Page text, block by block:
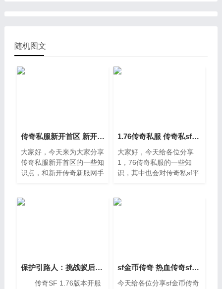
随机图文
传奇私服新开首区 新开传奇新服网手机版
大家好，今天来为大家分享
传奇私服新开首区的一些知
识点，和新开传奇新服网手
果不太清楚的话可以看看本
1.76传奇私服 传奇私sf平台发布网
大家好，今天给各位分享
1，76传奇私服的一些知
识，其中也会对传奇私sf平
决你现在面临的问题，别忘
保护引路人：挑战蚁后巢穴的关键
传奇SF 1.76版本开服
sf金币传奇 热血传奇sf999
今天给各位分享sf金币传奇